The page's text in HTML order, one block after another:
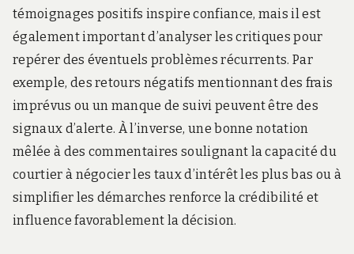
témoignages positifs inspire confiance, mais il est
également important d’analyser les critiques pour
repérer des éventuels problèmes récurrents. Par
exemple, des retours négatifs mentionnant des frais
imprévus ou un manque de suivi peuvent être des
signaux d’alerte. À l’inverse, une bonne notation
mêlée à des commentaires soulignant la capacité du
courtier à négocier les taux d’intérêt les plus bas ou à
simplifier les démarches renforce la crédibilité et
influence favorablement la décision.